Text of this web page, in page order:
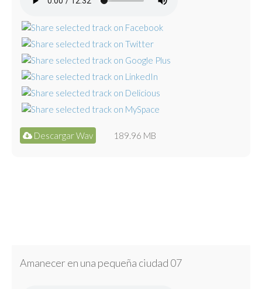
Descargar Wav 189.96 MB
Amanecer en una pequeña ciudad 07